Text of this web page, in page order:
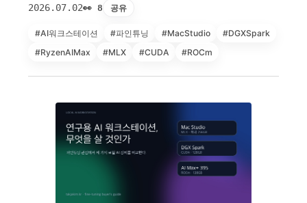
2026.07.02👀 8 공유
#AI워크스테이션 #파인튜닝 #MacStudio
#DGXSpark
#RyzenAIMax
#MLX #CUDA #ROCm